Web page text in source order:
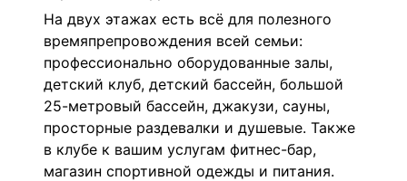
На двух этажах есть всё для полезного
времяпрепровождения всей семьи:
профессионально оборудованные залы,
детский клуб, детский бассейн, большой
25-метровый бассейн, джакузи, сауны,
просторные раздевалки и душевые. Также
в клубе к вашим услугам фитнес-бар,
магазин спортивной одежды и питания.